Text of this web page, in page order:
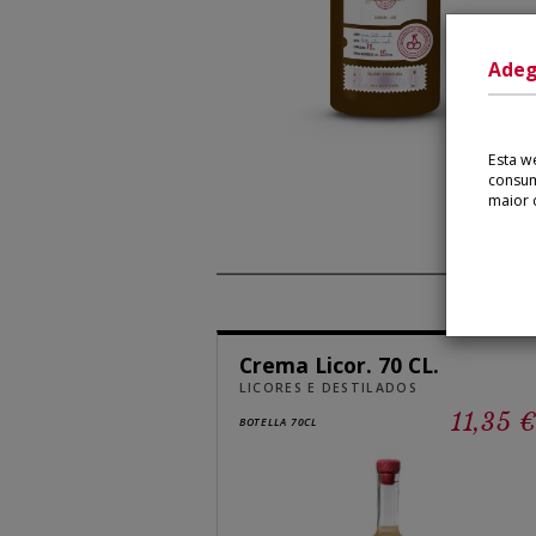
Crema Licor. 70 CL.
LICORES E DESTILADOS
BOTELLA 70CL 11,35 €
Esta
maior